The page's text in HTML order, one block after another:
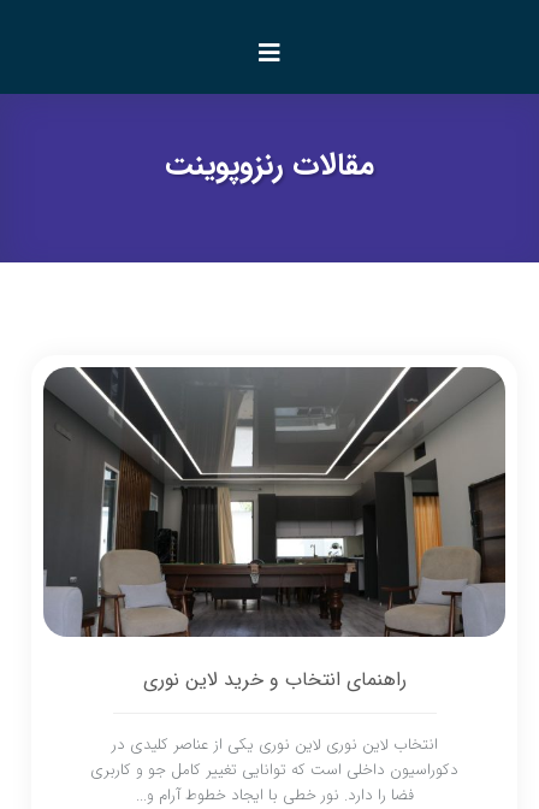
مقالات رنزوپوینت
راهنمای انتخاب و خرید لاین نوری
انتخاب لاین نوری لاین نوری یکی از عناصر کلیدی در
دکوراسیون داخلی است که توانایی تغییر کامل جو و کاربری
فضا را دارد. نور خطی با ایجاد خطوط آرام و...